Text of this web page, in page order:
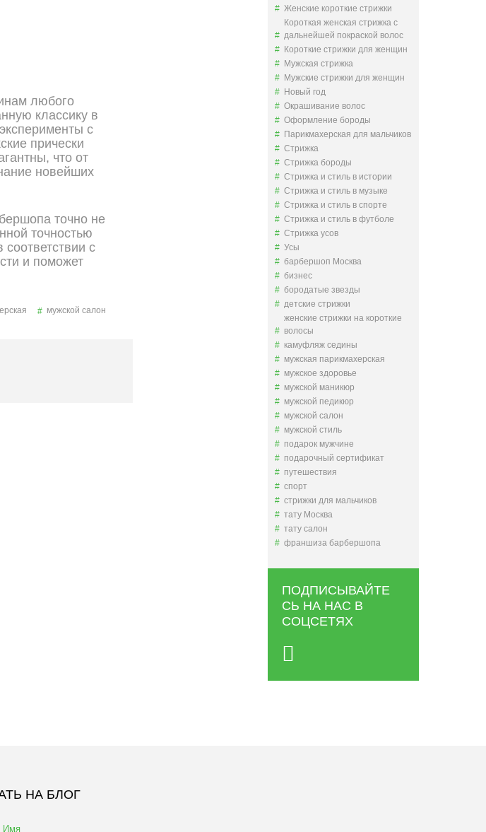
любого
классику в
с
прически
что от
новейших
точно не
точностью
с
и поможет
мужской салон
Женские короткие стрижки
Короткая женская стрижка с
дальнейшей покраской волос
Короткие стрижки для женщин
Мужская стрижка
Мужские стрижки для женщин
Новый год
Окрашивание волос
Оформление бороды
Парикмахерская для мальчиков
Стрижка
Стрижка бороды
Стрижка и стиль в истории
Стрижка и стиль в музыке
Стрижка и стиль в спорте
Стрижка и стиль в футболе
Стрижка усов
Усы
барбершоп Москва
бизнес
бородатые звезды
детские стрижки
женские стрижки на короткие
волосы
камуфляж седины
мужская парикмахерская
мужское здоровье
мужской маникюр
мужской педикюр
мужской салон
мужской стиль
подарок мужчине
подарочный сертификат
путешествия
спорт
стрижки для мальчиков
тату Москва
тату салон
франшиза барбершопа
ПОДПИСЫВАЙТЕ
СЬ НА НАС В
СОЦСЕТЯХ
НА БЛОГ